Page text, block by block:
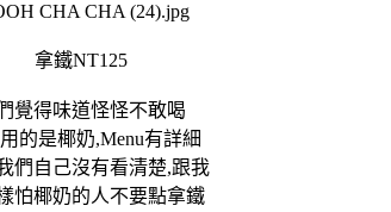
拿鐵NT125
覺得味道怪怪不敢喝
的是椰奶,Menu有詳細
們自己沒有看清楚,跟我
怕椰奶的人不要點拿鐵